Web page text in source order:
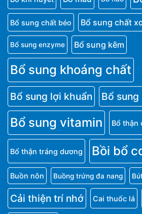
Bổ sung chất béo Bổ sung chất
Bổ sung enzyme Bổ sung kẽm
Bổ sung khoáng chất
Bổ sung lợi khuẩn Bổ sung
Bổ sung vitamin Bổ thận
Bổ thận tráng dương Bồi bổ
Buồn nôn Buồng trứng đa nang
Cải thiện trí nhớ Cai thuốc lá